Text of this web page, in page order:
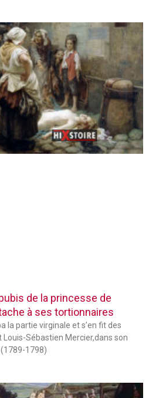
de la princesse de
à ses tortionnaires
la partie virginale et s’en fit des
Sébastien Mercier,dans son
1798)